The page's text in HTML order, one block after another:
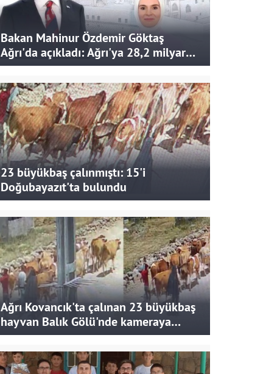
Bakan Mahinur Özdemir Göktaş
Ağrı'da açıkladı: Ağrı'ya 28,2 milyar
liralık yatırım ve destek sağlandı
23 büyükbaş çalınmıştı: 15'i
Doğubayazıt'ta bulundu
Ağrı Kovancık'ta çalınan 23 büyükbaş
hayvan Balık Gölü'nde kameraya
takıldı